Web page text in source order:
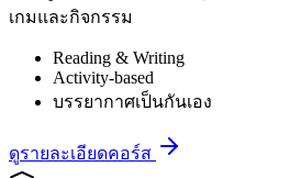
เกมและกิจกรรม
Reading & Writing
Activity-based
บรรยากาศเป็นกันเอง
ดูรายละเอียดคอร์ส